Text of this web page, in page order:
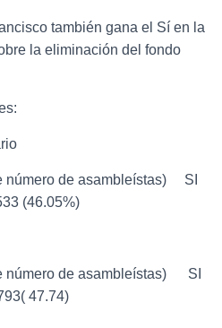
también gana el Sí en la
la eliminación del fondo
número de asambleístas) SI
(46.05%)
número de asambleístas) SI
47.74)